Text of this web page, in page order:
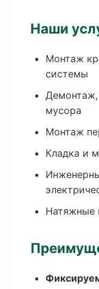
Наши
Монтаж
системы
Демонтаж,
мусора
Монтаж
Кладка и
Натяжные